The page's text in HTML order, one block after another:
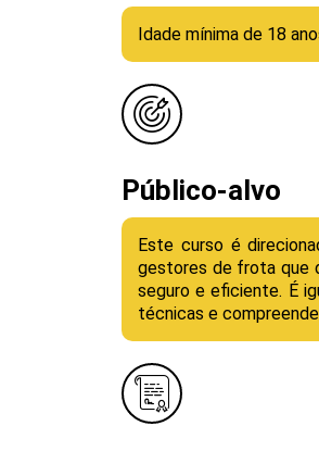
Idade mínima de 18
Público-alvo
Este curso é
gestores de frota que
seguro e eficiente. É
técnicas e